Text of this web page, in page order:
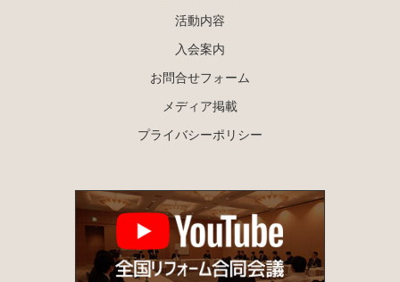
活動内容
入会案内
お問合せフォーム
メディア掲載
プライバシーポリシー